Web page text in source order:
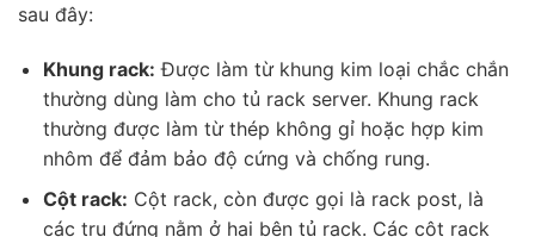
sau đây:
Khung rack: Được làm từ khung kim loại chắc chắn
thường dùng làm cho tủ rack server. Khung rack
thường được làm từ thép không gỉ hoặc hợp kim
nhôm để đảm bảo độ cứng và chống rung.
Cột rack: Cột rack, còn được gọi là rack post, là
các trụ đứng nằm ở hai bên tủ rack. Các cột rack